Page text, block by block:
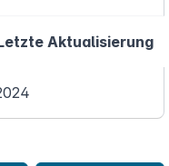
Aktualisierung